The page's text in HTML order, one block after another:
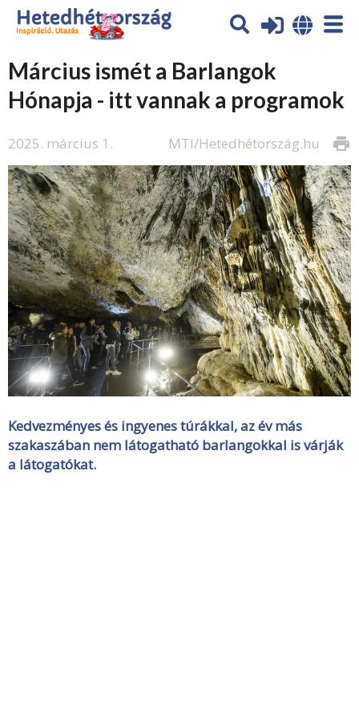
Március ismét a Barlangok
Hónapja - itt vannak a programok
2025. március 1. print
MTI/Hetedhétország.hu
Kedvezményes és ingyenes túrákkal, az év más
szakaszában nem látogatható barlangokkal is várják
a látogatókat.